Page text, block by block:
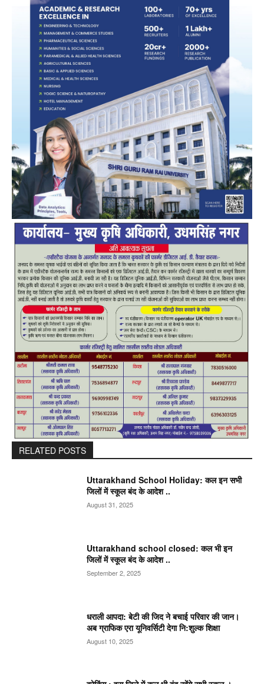
RELATED POSTS
Uttarakhand School Holiday: कल इन सभी
जिलों में स्कूल बंद के आदेश ..
August 31, 2025
Uttarakhand school closed: कल भी इन
जिलों में स्कूल बंद के आदेश ..
September 2, 2025
धराली आपदा: बेटी की जिद ने बचाई परिवार की जान।
अब ग्राफिक एरा यूनिवर्सिटी देगा नि:शुल्क शिक्षा
August 10, 2025